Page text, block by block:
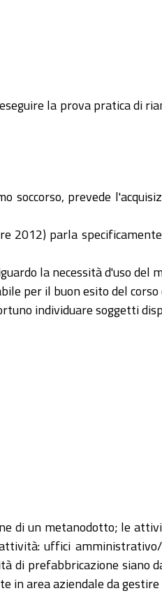
la prova pratica di
soccorso, prevede
2012) parla
la necessità d'uso del
per il buon esito del
individuare soggetti
di un metanodotto; le
uffici
di prefabbricazione siano
area aziendale da gestire